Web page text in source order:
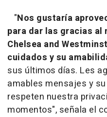
"Nos gustaría
para dar las gracias
Chelsea and
cuidados y su
sus últimos días. Les
amables mensajes y
respeten nuestra
momentos", señala el